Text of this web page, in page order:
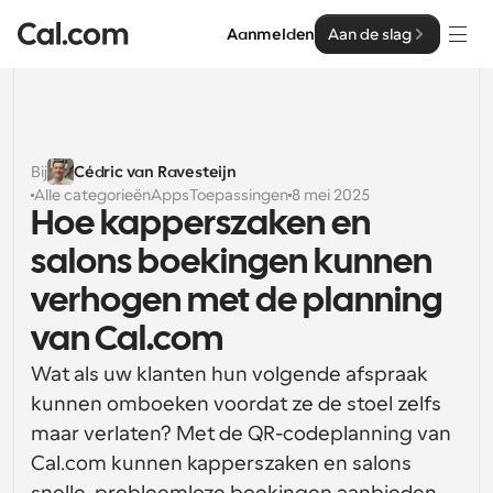
Aanmelden Aan de slag
Oplossingen
Op teamgrootte
Voor individuen
Persoonlijke planning eenvoudig gemaakt
Voor Teams
Samenwerkingsplanning voor groepen
Voor organisaties
Grotere teamsplanning voor meer controle en
beveiliging
Voor ondernemingen
Enterprise
Ontwikkelaar
Ontwikkelaarsdocumentatie
Documentatie voor het Cal.com-platform
Hulpbronnen
Lettertype: Cal Sans UI & tekst
Ons eigen variabele lettertype voor
Prijzen
Bij
Cédric van Ravesteijn
Alle categorieënAppsToepassingen 8 mei 2025
Hoe kapperszaken en
salons boekingen kunnen
verhogen met de planning
van Cal.com
Wat als uw klanten hun volgende afspraak
kunnen omboeken voordat ze de stoel zelfs
maar verlaten? Met de QR-codeplanning van
Cal.com kunnen kapperszaken en salons